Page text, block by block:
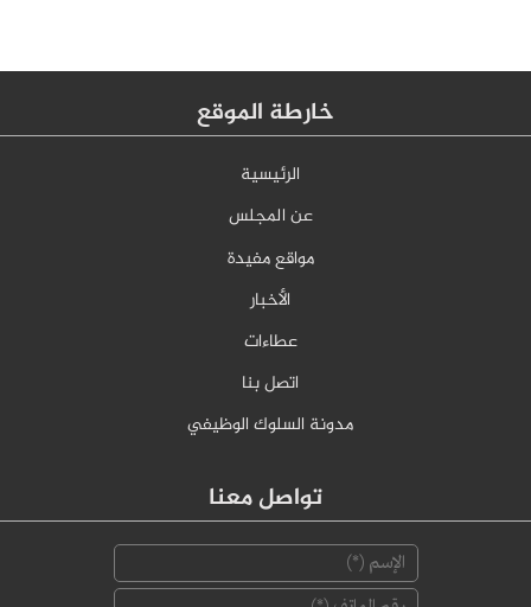
خارطة الموقع
الرئيسية
عن المجلس
مواقع مفيدة
الأخبار
عطاءات
اتصل بنا
مدونة السلوك الوظيفي
تواصل معنا